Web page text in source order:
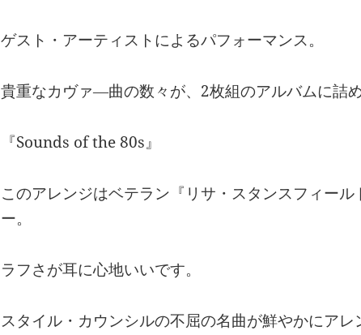
ゲスト・アーティストによるパフォーマンス。
貴重なカヴァ―曲の数々が、2枚組のアルバムに詰め
『Sounds of the 80s』
このアレンジはベテラン『リサ・スタンスフィール
ー。
ラフさが耳に心地いいです。
スタイル・カウンシルの不屈の名曲が鮮やかにアレ